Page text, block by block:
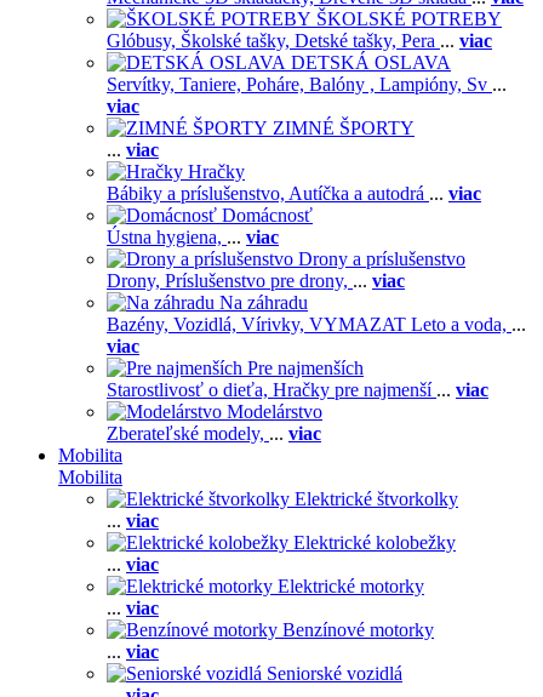
ŠKOLSKÉ POTREBY
Glóbusy, Školské tašky, Detské tašky, Pera ... viac
DETSKÁ OSLAVA
Servítky, Taniere, Poháre, Balóny , Lampióny, Sv ...
viac
ZIMNÉ ŠPORTY
... viac
Hračky
Bábiky a príslušenstvo, Autíčka a autodrá ... viac
Domácnosť
Ústna hygiena, ... viac
Drony a príslušenstvo
Drony, Príslušenstvo pre drony, ... viac
Na záhradu
Bazény, Vozidlá, Vírivky, VYMAZAT Leto a voda, ...
viac
Pre najmenších
Starostlivosť o dieťa, Hračky pre najmenší ... viac
Modelárstvo
Zberateľské modely, ... viac
Mobilita
Mobilita
Elektrické štvorkolky
... viac
Elektrické kolobežky
... viac
Elektrické motorky
... viac
Benzínové motorky
... viac
Seniorské vozidlá